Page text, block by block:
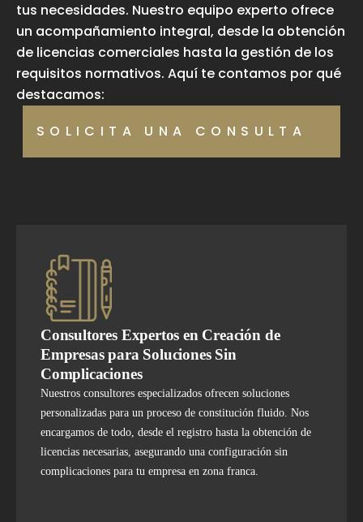
tus necesidades. Nuestro equipo experto ofrece
un acompañamiento integral, desde la obtención
de licencias comerciales hasta la gestión de los
requisitos normativos. Aquí te contamos por qué
destacamos:
SOLICITA UNA CONSULTA
Consultores Expertos en Creación de
Empresas para Soluciones Sin
Complicaciones
Nuestros consultores especializados ofrecen soluciones
personalizadas para un proceso de constitución fluido. Nos
encargamos de todo, desde el registro hasta la obtención de
licencias necesarias, asegurando una configuración sin
complicaciones para tu empresa en zona franca.